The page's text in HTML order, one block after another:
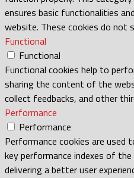
ensures basic functionalities
website. These cookies do not
Functional
Functional
Functional cookies help to
sharing the content of the
collect feedbacks, and other
Performance
Performance
Performance cookies are used
key performance indexes of
delivering a better user